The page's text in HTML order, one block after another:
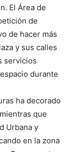
El Área de
de
de hacer más
y sus calles
servicios
durante
ha decorado
que
Urbana y
en la zona